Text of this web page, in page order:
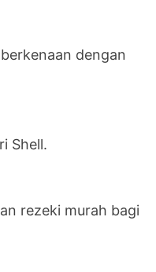
dengan
Shell.
rezeki murah bagi